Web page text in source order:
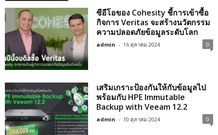
ซีอีโอของ Cohesity ชี้การเข้าซื้อ
กิจการ Veritas จะสร้างนวัตกรรม
ความปลอดภัยข้อมูลระดับโลก
admin - 16 ตุลาคม 2024 0
เสริมเกราะป้องกันให้กับข้อมูลไป
พร้อมกับ HPE Immutable
Backup with Veeam 12.2
admin - 10 ตุลาคม 2024 0